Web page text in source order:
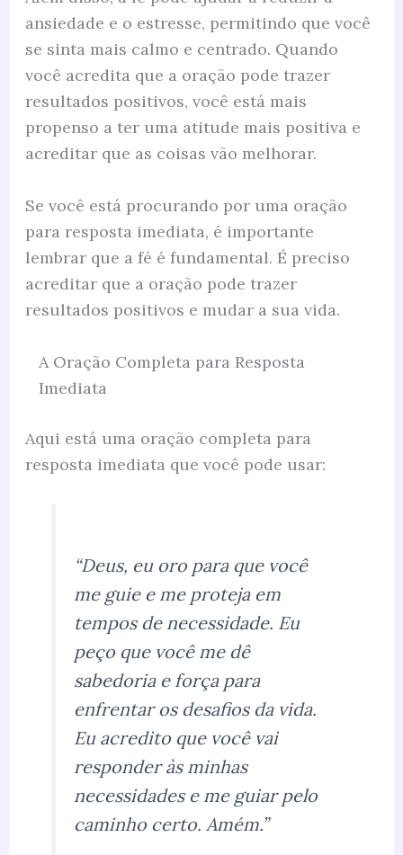
ansiedade e o estresse, permitindo que você
se sinta mais calmo e centrado. Quando
você acredita que a oração pode trazer
resultados positivos, você está mais
propenso a ter uma atitude mais positiva e
acreditar que as coisas vão melhorar.
Se você está procurando por uma oração
para resposta imediata, é importante
lembrar que a fé é fundamental. É preciso
acreditar que a oração pode trazer
resultados positivos e mudar a sua vida.
A Oração Completa para Resposta
Imediata
Aqui está uma oração completa para
resposta imediata que você pode usar:
“Deus, eu oro para que você
me guie e me proteja em
tempos de necessidade. Eu
peço que você me dê
sabedoria e força para
enfrentar os desafios da vida.
Eu acredito que você vai
responder às minhas
necessidades e me guiar pelo
caminho certo. Amém.”